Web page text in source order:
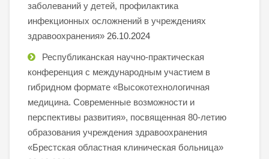
заболеваний у детей, профилактика
инфекционных осложнений в учреждениях
здравоохранения» 26.10.2024
Республиканская научно-практическая
конференция с международным участием в
гибридном формате «Высокотехнологичная
медицина. Современные возможности и
перспективы развития», посвященная 80-летию
образования учреждения здравоохранения
«Брестская областная клиническая больница»